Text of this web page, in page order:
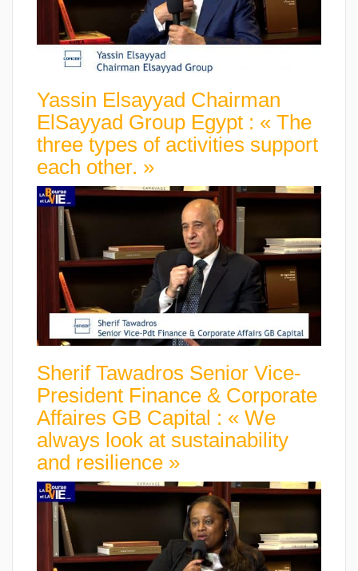
Yassin Elsayyad Chairman
ElSayyad Group Egypt : « The
three types of activities support
each other. »
Sherif Tawadros Senior Vice-
President Finance & Corporate
Affaires GB Capital : « We
always look at sustainability
and resilience »